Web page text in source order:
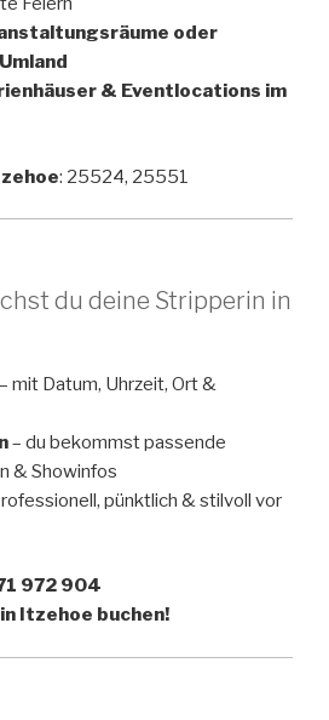
oder
& Eventlocations im
: 25524, 25551
du deine Stripperin in
– mit Datum, Uhrzeit, Ort &
– du bekommst passende
& Showinfos
pünktlich & stilvoll vor
972 904
Itzehoe buchen!